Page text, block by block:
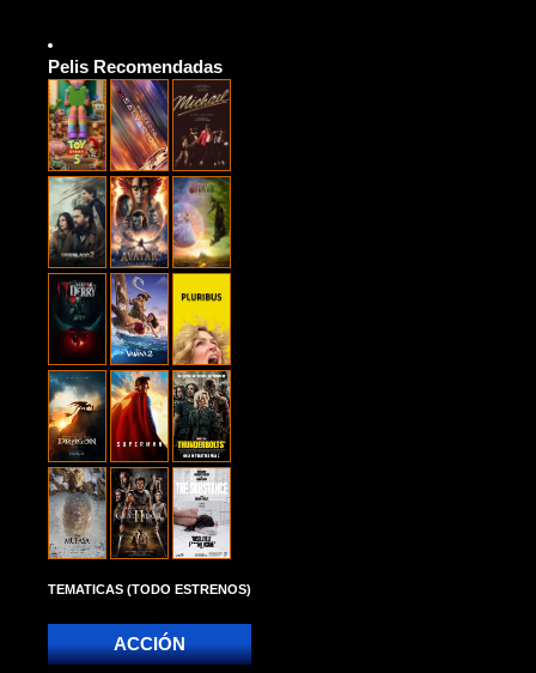
Pelis Recomendadas
TEMATICAS (TODO ESTRENOS)
ACCIÓN